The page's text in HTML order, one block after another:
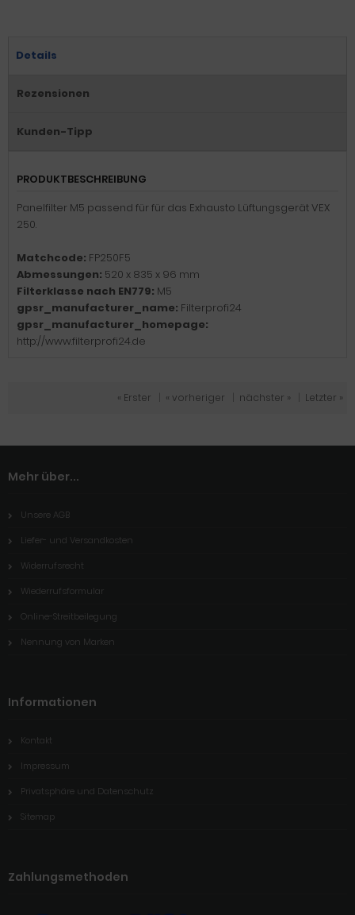
Details
Rezensionen
Kunden-Tipp
PRODUKTBESCHREIBUNG
Panelfilter M5 passend für für das Exhausto Lüftungsgerät VEX
250.
Matchcode: FP250F5
Abmessungen: 520 x 835 x 96 mm
Filterklasse nach EN779: M5
gpsr_manufacturer_name: Filterprofi24
gpsr_manufacturer_homepage:
http://www.filterprofi24.de
« Erster « vorheriger nächster » Letzter »
Mehr über...
Unsere AGB
Liefer- und Versandkosten
Widerrufsrecht
Wiederrufsformular
Online-Streitbeilegung
Nennung von Marken
Informationen
Kontakt
Impressum
Privatsphäre und Datenschutz
Sitemap
Zahlungsmethoden